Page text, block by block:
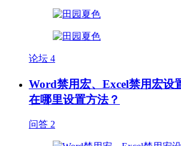
论坛 4
Word禁用宏、Excel禁用宏设
在哪里设置方法？
问答 2